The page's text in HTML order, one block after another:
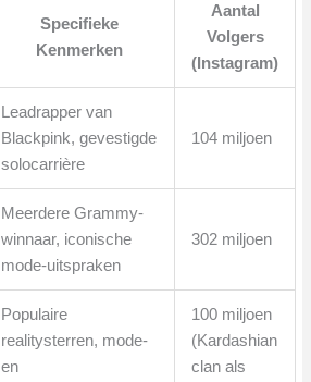
Specifieke
Kenmerken
Aantal
Volgers
(Instagram)
Leadrapper van
Blackpink, gevestigde
solocarrière
104 miljoen
Meerdere Grammy-
winnaar, iconische
mode-uitspraken
302 miljoen
Populaire
realitysterren, mode-
en
100 miljoen
(Kardashian
clan als